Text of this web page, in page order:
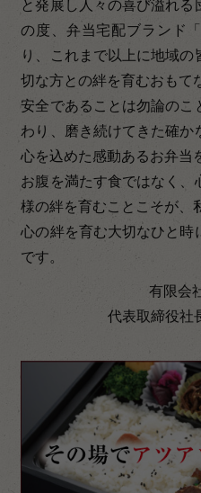
と発展し人々の喜び溢れる
の度、弁当宅配ブランド
り、これまで以上に地域
切な方との絆を育むおもて
安全であることは勿論のこ
わり、磨き続けてきた確か
心を込めた感動あるお弁当
お腹を満たす食ではなく
様の絆を育むことこそが、
心の絆を育む大切なひと時
です。
有限会
代表取締役